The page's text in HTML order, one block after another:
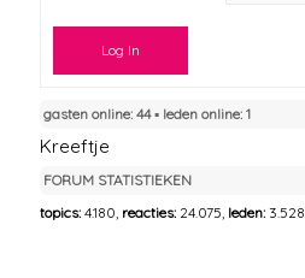
Log In
gasten online: 44 ▪︎ leden online: 1
Kreeftje
FORUM STATISTIEKEN
topics:4.180, reacties: 24.075, leden: 3.528